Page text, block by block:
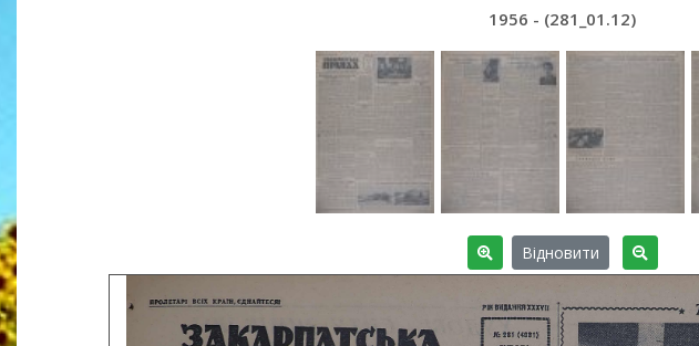
1956 - (281_01.12)
Відновити